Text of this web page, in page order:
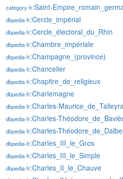
category-fr:Saint-
dbpedia-fr:Cercle_impérial
dbpedia-fr:Cercle_électoral_du_Rhin
dbpedia-fr:Chambre_impériale
dbpedia-fr:Champagne_(province)
dbpedia-fr:Chancelier
dbpedia-fr:Chapitre_de_religieux
dbpedia-fr:Charlemagne
dbpedia-fr:Charles-
dbpedia-fr:Charles-
dbpedia-fr:Charles-
dbpedia-fr:Charles_III_le_Gros
dbpedia-fr:Charles_III_le_Simple
dbpedia-fr:Charles_II_le_Chauve